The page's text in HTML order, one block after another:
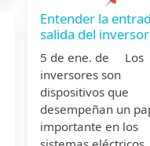
Entender la
salida del
5 de ene. de Los
inversores son
dispositivos que
desempeñan un
importante en los